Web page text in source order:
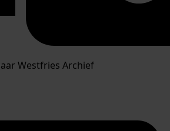
Westfries Archief